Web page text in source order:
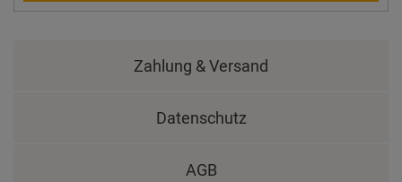
Zahlung & Versand
Datenschutz
AGB